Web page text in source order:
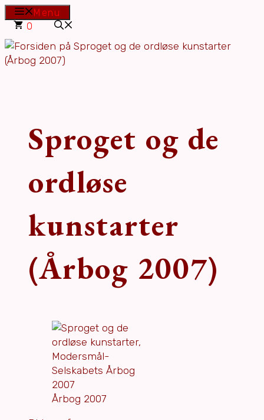
Hop
indhold
Menu
0
Sproget og de
ordløse
kunstarter
(Årbog 2007)
Årbog 2007